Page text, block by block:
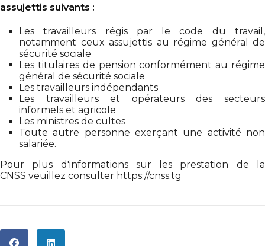
assujettis suivants :
Les travailleurs régis par le code du travail,
notamment ceux assujettis au régime général de
sécurité sociale
Les titulaires de pension conformément au régime
général de sécurité sociale
Les travailleurs indépendants
Les travailleurs et opérateurs des secteurs
informels et agricole
Les ministres de cultes
Toute autre personne exerçant une activité non
salariée.
Pour plus d'informations sur les prestation de la
CNSS veuillez consulter https://cnss.tg